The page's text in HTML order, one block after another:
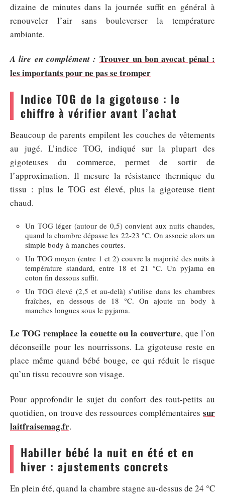
dizaine de minutes dans la journée suffit en général à
renouveler l’air sans bouleverser la température
ambiante.
A lire en complément : Trouver un bon avocat pénal :
les importants pour ne pas se tromper
Indice TOG de la gigoteuse : le
chiffre à vérifier avant l’achat
Beaucoup de parents empilent les couches de vêtements
au jugé. L’indice TOG, indiqué sur la plupart des
gigoteuses du commerce, permet de sortir de
l’approximation. Il mesure la résistance thermique du
tissu : plus le TOG est élevé, plus la gigoteuse tient
chaud.
Un TOG léger (autour de 0,5) convient aux nuits chaudes,
quand la chambre dépasse les 22-23 °C. On associe alors un
simple body à manches courtes.
Un TOG moyen (entre 1 et 2) couvre la majorité des nuits à
température standard, entre 18 et 21 °C. Un pyjama en
coton fin dessous suffit.
Un TOG élevé (2,5 et au-delà) s’utilise dans les chambres
fraîches, en dessous de 18 °C. On ajoute un body à
manches longues sous le pyjama.
Le TOG remplace la couette ou la couverture, que l’on
déconseille pour les nourrissons. La gigoteuse reste en
place même quand bébé bouge, ce qui réduit le risque
qu’un tissu recouvre son visage.
Pour approfondir le sujet du confort des tout-petits au
quotidien, on trouve des ressources complémentaires sur
laitfraisemag.fr.
Habiller bébé la nuit en été et en
hiver : ajustements concrets
En plein été, quand la chambre stagne au-dessus de 24 °C